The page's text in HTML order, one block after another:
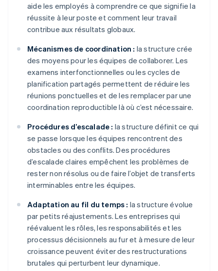
aide les employés à comprendre ce que signifie la
réussite à leur poste et comment leur travail
contribue aux résultats globaux.
Mécanismes de coordination : la structure crée
des moyens pour les équipes de collaborer. Les
examens interfonctionnelles ou les cycles de
planification partagés permettent de réduire les
réunions ponctuelles et de les remplacer par une
coordination reproductible là où c’est nécessaire.
Procédures d’escalade : la structure définit ce qui
se passe lorsque les équipes rencontrent des
obstacles ou des conflits. Des procédures
d’escalade claires empêchent les problèmes de
rester non résolus ou de faire l’objet de transferts
interminables entre les équipes.
Adaptation au fil du temps : la structure évolue
par petits réajustements. Les entreprises qui
réévaluent les rôles, les responsabilités et les
processus décisionnels au fur et à mesure de leur
croissance peuvent éviter des restructurations
brutales qui perturbent leur dynamique.